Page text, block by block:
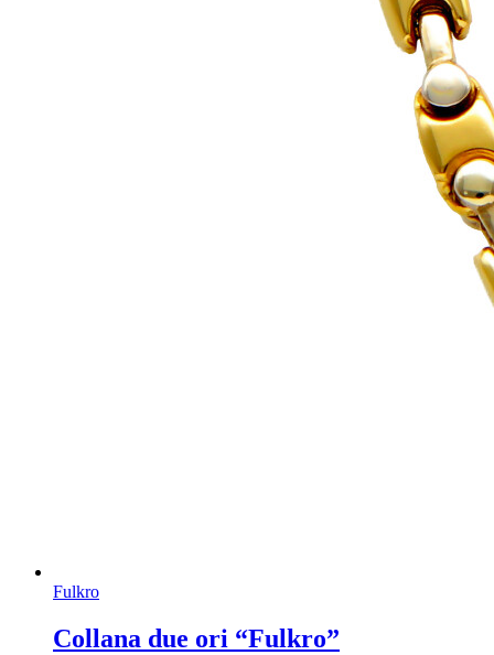
Fulkro
Collana due ori “Fulkro”